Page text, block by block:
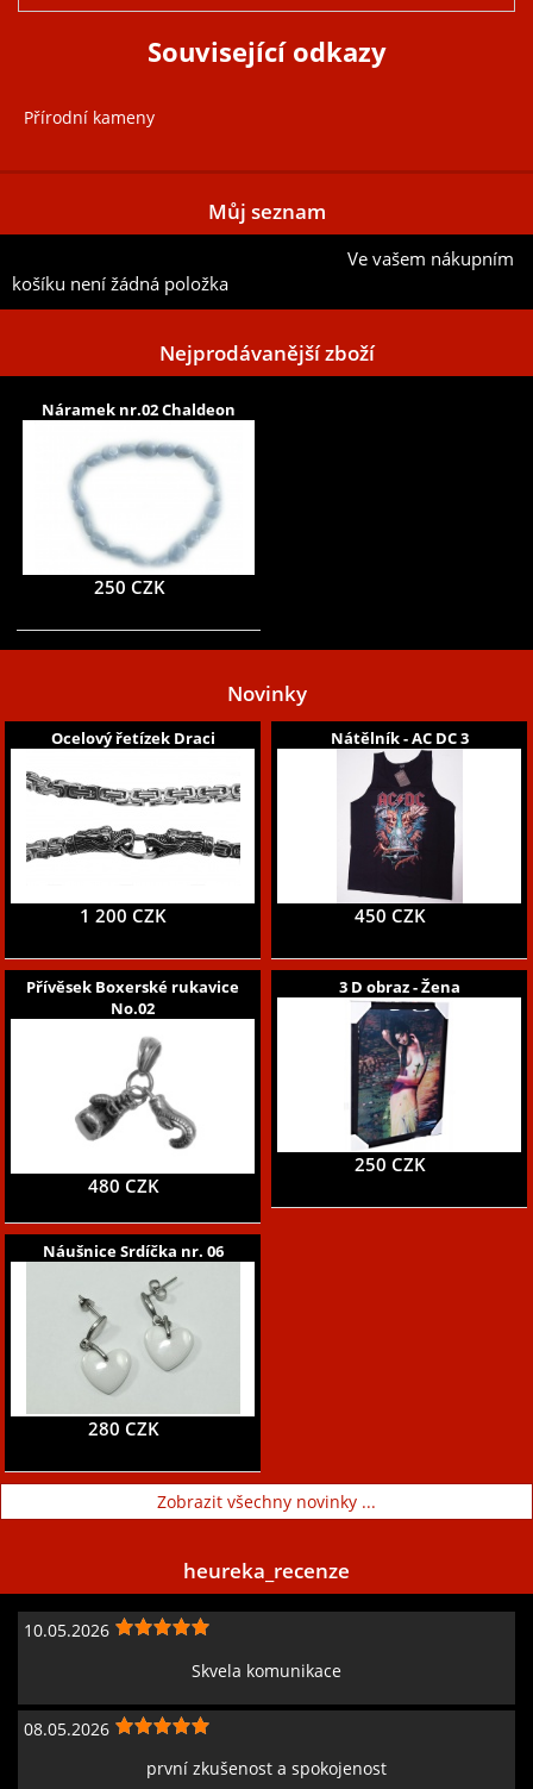
Související odkazy
Přírodní kameny
Můj seznam
Ve vašem nákupním
košíku není žádná položka
Nejprodávanější zboží
Náramek nr.02 Chaldeon
250 CZK
Novinky
Ocelový řetízek Draci
1 200 CZK
Nátělník - AC DC 3
450 CZK
Přívěsek Boxerské rukavice
No.02
480 CZK
3 D obraz - Žena
250 CZK
Náušnice Srdíčka nr. 06
280 CZK
Zobrazit všechny novinky ...
heureka_recenze
10.05.2026
Skvela komunikace
08.05.2026
první zkušenost a spokojenost